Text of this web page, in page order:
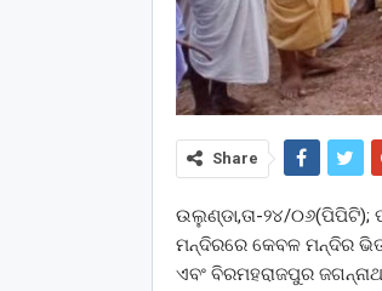
Share
ଉଲୁଣ୍ଡା,ତା-୨୪/୦୬(ପିପିଟି);
ମନ୍ଦିରରେ କେବଳ ମନ୍ଦିର
ଏବଂ ବିରମହରାଜପୁର